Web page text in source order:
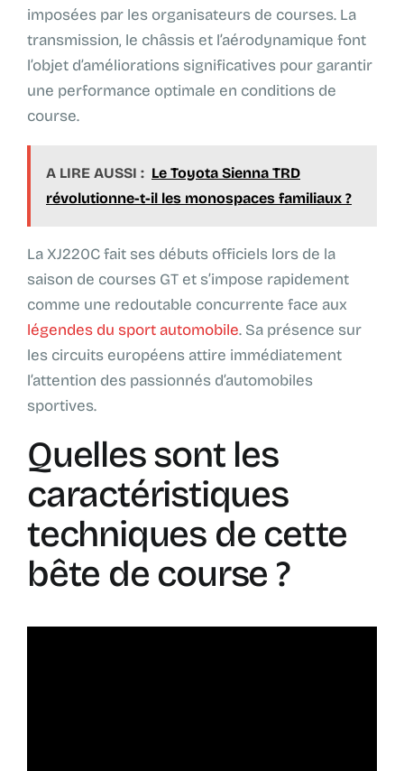
imposées par les organisateurs de courses. La
transmission, le châssis et l’aérodynamique font
l’objet d’améliorations significatives pour garantir
une performance optimale en conditions de
course.
A LIRE AUSSI : Le Toyota Sienna TRD
révolutionne-t-il les monospaces familiaux ?
La XJ220C fait ses débuts officiels lors de la
saison de courses GT et s’impose rapidement
comme une redoutable concurrente face aux
légendes du sport automobile. Sa présence sur
les circuits européens attire immédiatement
l’attention des passionnés d’automobiles
sportives.
Quelles sont les
caractéristiques
techniques de cette
bête de course ?